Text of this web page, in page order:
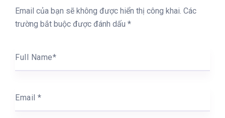
Email của bạn sẽ không được hiển thị công khai. Các
trường bắt buộc được đánh dấu *
Full Name*
Email *